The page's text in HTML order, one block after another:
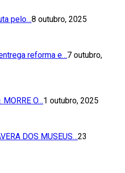
pelo…8 outubro, 2025
reforma e…7 outubro,
MORRE O…1 outubro, 2025
DOS MUSEUS…23